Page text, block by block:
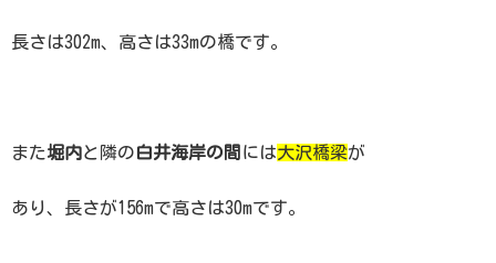
長さは302m、高さは33mの橋です。
また堀内と隣の白井海岸の間 には大沢橋梁が
あり、長さが156mで高さは30mです。